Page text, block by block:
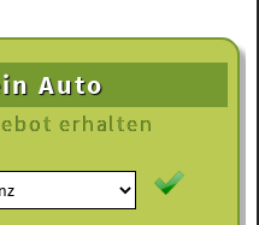
Auto
erhalten